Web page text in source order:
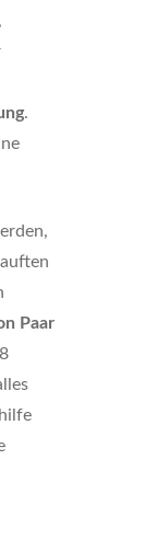
.
Paar